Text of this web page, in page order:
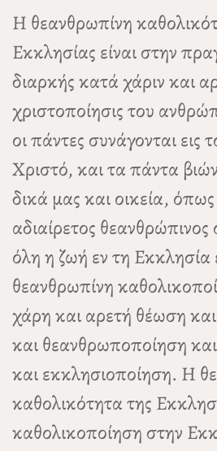
Η θεανθρωπίνη
Εκκλησίας είναι στην
διαρκής κατά χάριν και
χριστοποίησις του
οι πάντες συνάγονται
Χριστό, και τα πάντα
δικά μας και οικεία, όπως
αδιαίρετος θεανθρώπινος
όλη η ζωή εν τη Εκκλησία
θεανθρωπίνη
χάρη και αρετή θέωση
και θεανθρωποποίηση
και εκκλησιοποίηση. Η
καθολικότητα της
καθολικοποίηση στην